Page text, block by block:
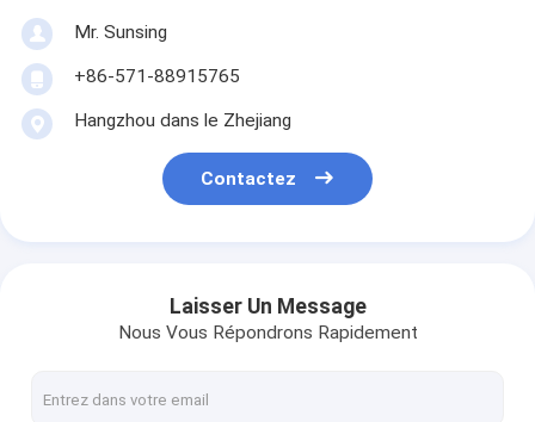
Mr. Sunsing
+86-571-88915765
Hangzhou dans le Zhejiang
Contactez
Laisser Un Message
Nous Vous Répondrons Rapidement